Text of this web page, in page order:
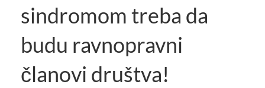
sindromom treba da
budu ravnopravni
članovi društva!